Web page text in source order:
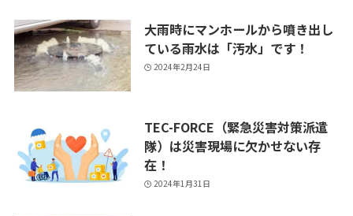
大雨時にマンホールから噴き出し
ている雨水は「汚水」です！
2024年2月24日
TEC-FORCE（緊急災害対策派遣
隊）は災害現場に欠かせない存
在！
2024年1月31日